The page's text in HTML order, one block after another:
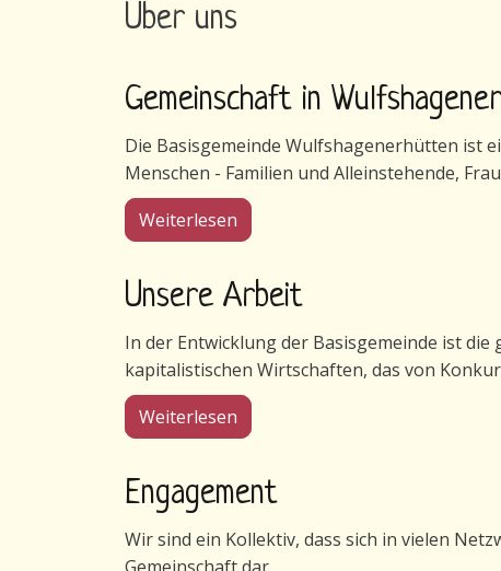
Über uns
Gemeinschaft in
Die Basisgemeinde Wulfshagenerhütten ist
Menschen - Familien und Alleinstehende,
Weiterlesen
Unsere Arbeit
In der Entwicklung der Basisgemeinde ist
kapitalistischen Wirtschaften, das von
Weiterlesen
Engagement
Wir sind ein Kollektiv, dass sich in vielen